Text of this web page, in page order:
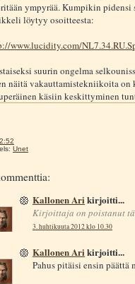
ympyrää. Kumpikin
löytyy osoitteesta:
www.lucidity.com/
suurin ongelma
näitä vakauttamistekniikoita on
käsiin keskittyminen
Unet
Kallonen Ari kirjoitti...
Kirjoittaja on poistanut
3. huhtikuuta 2012 klo 10.30
Kallonen Ari kirjoitti...
Pahus pitäisi ensin